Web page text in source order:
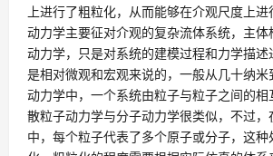
上进行了粗粒化，从而能够在介观尺度上
动力学主要征对介观的复杂流体系统，主
动力学，只是对系统的建模过程和力学描
是相对微观和宏观来说的，一般从几十纳
动力学中，一个系统由粒子与粒子之间的
散粒子动力学与分子动力学很类似，不过
中，每个粒子代表了多个原子或分子，这